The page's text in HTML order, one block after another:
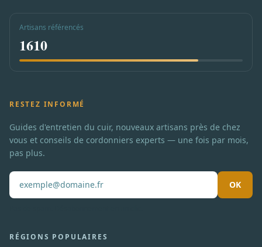
Artisans référencés
1610
RESTEZ INFORMÉ
Guides d'entretien du cuir, nouveaux artisans près de chez
vous et conseils de cordonniers experts — une fois par mois,
pas plus.
OK
RÉGIONS POPULAIRES